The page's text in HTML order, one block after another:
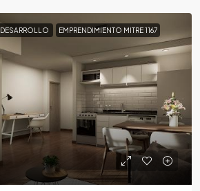
DESARROLLO EMPRENDIMIENTO MITRE 1167